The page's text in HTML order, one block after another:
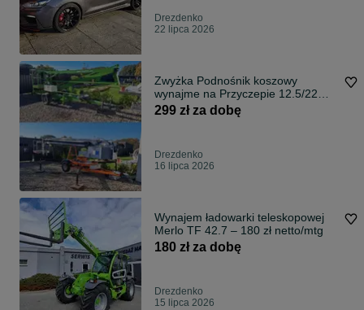
Drezdenko
22 lipca 2026
Zwyżka Podnośnik koszowy
wynajme na Przyczepie 12.5/22m
USŁUGI WYNAJEM
299 zł za dobę
Drezdenko
16 lipca 2026
Wynajem ładowarki teleskopowej
Merlo TF 42.7 – 180 zł netto/mtg
180 zł za dobę
Drezdenko
15 lipca 2026